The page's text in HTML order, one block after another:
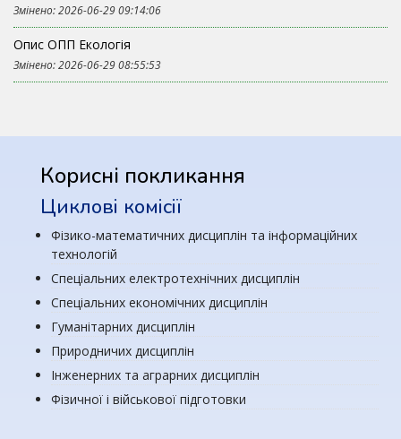
Змінено: 2026-06-29 09:14:06
Опис ОПП Екологія
Змінено: 2026-06-29 08:55:53
Корисні покликання
Циклові комісії
Фізико-математичних дисциплін та інформаційних
технологій
Спеціальних електротехнічних дисциплін
Спеціальних економічних дисциплін
Гуманітарних дисциплін
Природничих дисциплін
Інженерних та аграрних дисциплін
Фізичної і військової підготовки